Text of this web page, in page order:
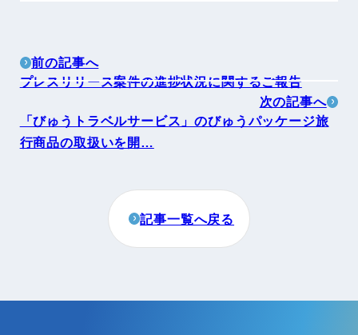
前の記事へ
プレスリリース案件の進捗状況に関するご報告
次の記事へ
「びゅうトラベルサービス」のびゅうパッケージ旅
行商品の取扱いを開…
記事一覧へ戻る